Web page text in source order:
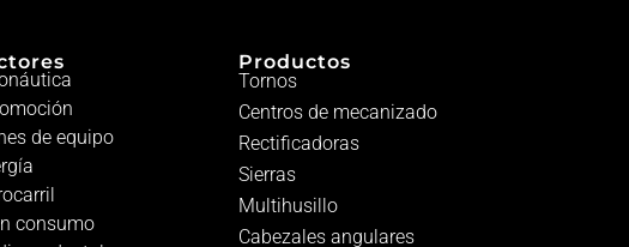
de equipo
consumo
Productos
Tornos
Centros de mecanizado
Rectificadoras
Sierras
Multihusillo
Cabezales angulares